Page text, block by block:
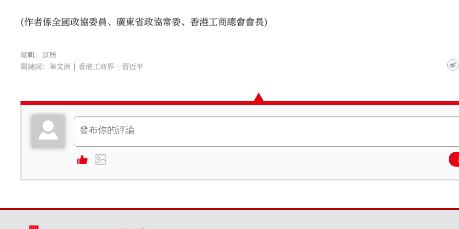
(作者係全國政協委員、廣東省政協常委、香港工商總會會長)
編輯：京辰
關鍵詞：
陳文洲 香港工商界 習近平